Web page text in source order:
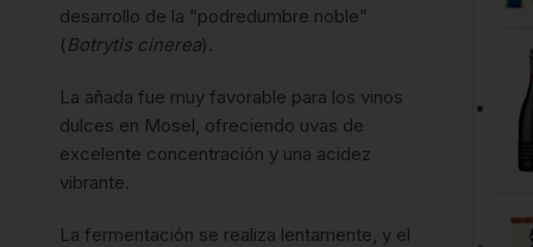
desarrollo de la “podredumbre noble”
(Botrytis cinerea).
La añada fue muy favorable para los vinos
dulces en Mosel, ofreciendo uvas de
excelente concentración y una acidez
vibrante.
La fermentación se realiza lentamente, y el